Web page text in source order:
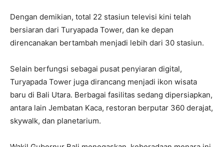
Dengan demikian, total 22 stasiun televisi kini telah
bersiaran dari Turyapada Tower, dan ke depan
direncanakan bertambah menjadi lebih dari 30 stasiun.
Selain berfungsi sebagai pusat penyiaran digital,
Turyapada Tower juga dirancang menjadi ikon wisata
baru di Bali Utara. Berbagai fasilitas sedang dipersiapkan,
antara lain Jembatan Kaca, restoran berputar 360 derajat,
skywalk, dan planetarium.